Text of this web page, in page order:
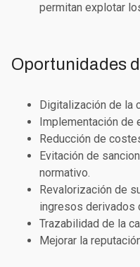
permitan explotar
Oportunidades
Digitalización de la
Implementación de
Reducción de
Evitación de
normativo.
Revalorización de
ingresos derivados
Trazabilidad de la
Mejorar la